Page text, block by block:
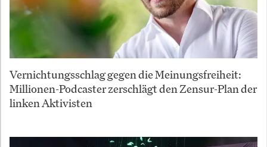
Vernichtungsschlag gegen die Meinungsfreiheit:
Millionen-Podcaster zerschlägt den Zensur-Plan der
linken Aktivisten